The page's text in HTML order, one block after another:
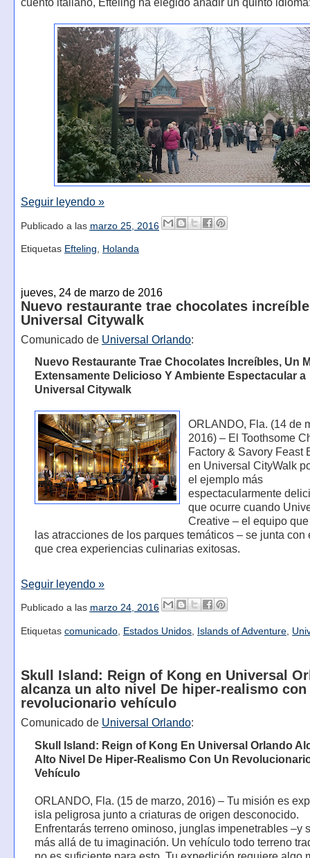
cuento italiano, Efteling ha elegido añadir un quinto
Seguir leyendo »
Publicado a las marzo 25, 2016
Etiquetas Efteling Holanda
jueves, 24 de marzo de 2016
Nuevo restaurante trae chocolates
Universal Citywalk
Comunicado de Universal Orlando:
Nuevo Restaurante Trae Chocolates Increíbles, Un
Extensamente Delicioso Y Ambiente Espectacular a
Universal Citywalk
ORLANDO, Fla. (14 de
2016) – El Toothsome
Factory & Savory Feast
en Universal CityWalk
el ejemplo más
espectacularmente
que ocurre cuando
Creative – el equipo
las atracciones de los parques temáticos – se junta con
que crea experiencias culinarias exitosas.
Seguir leyendo »
Publicado a las marzo 24, 2016
Etiquetas comunicado, Estados Unidos, Islands of Adventure,
Skull Island: Reign of Kong en Universal
alcanza un alto nivel De hiper-realismo con
revolucionario vehículo
Comunicado de Universal Orlando:
Skull Island: Reign of Kong En Universal Orlando
Alto Nivel De Hiper-Realismo Con Un
Vehículo
ORLANDO, Fla. (15 de marzo, 2016) – Tu misión es
isla peligrosa junto a criaturas de origen desconocido.
Enfrentarás terreno ominoso, junglas impenetrables –y
más allá de tu imaginación. Un vehículo todo terreno